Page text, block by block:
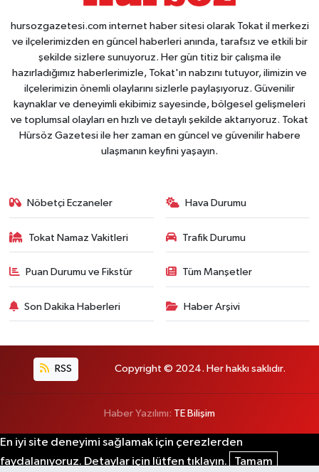
hursozgazetesi.com internet haber sitesi olarak Tokat il merkezi
ve ilçelerimizden en güncel haberleri anında, tarafsız ve etkili bir
şekilde sizlere sunuyoruz. Her gün titiz bir çalışma ile
hazırladığımız haberlerimizle, Tokat'ın nabzını tutuyor, ilimizin ve
ilçelerimizin önemli olaylarını sizlerle paylaşıyoruz. Güvenilir
kaynaklar ve deneyimli ekibimiz sayesinde, bölgesel gelişmeleri
ve toplumsal olayları en hızlı ve detaylı şekilde aktarıyoruz. Tokat
Hürsöz Gazetesi ile her zaman en güncel ve güvenilir habere
ulaşmanın keyfini yaşayın.
Nöbetçi Eczaneler Hava Durumu
Tokat Namaz Vakitleri Trafik Durumu
Puan Durumu ve Fikstür Tüm Manşetler
Son Dakika Haberleri Haber Arşivi
RSS Copyright © 2024. Her hakkı saklıdır.
Haber Yazılımı: TE Bilişim
En iyi site deneyimi sağlamak için çerezlerden
faydalanıyoruz. Detaylar için lütfen tıklayın.
Tamam